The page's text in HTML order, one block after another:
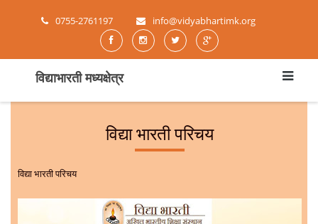
0755-2761197 info@vidyabhartimk.org
विद्याभारती मध्यक्षेत्र
विद्या भारती परिचय
विद्या भारती परिचय